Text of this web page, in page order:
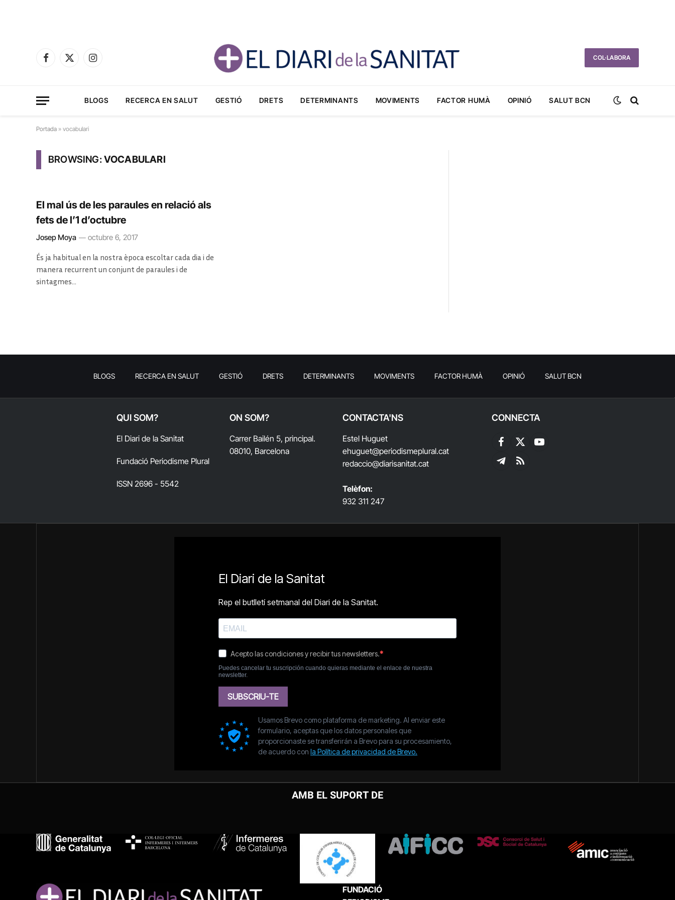
Facebook
X
Instagram
COL·LABORA
BLOGS RECERCA EN SALUT GESTIÓ DRETS DETERMINANTS MOVIMENTS FACTOR HUMÀ OPINIÓ SALUT BCN
Portada » vocabulari
BROWSING:VOCABULARI
El mal ús de les paraules en relació als
fets de l’1 d’octubre
Josep Moya octubre 6, 2017
És ja habitual en la nostra època escoltar cada dia i de
manera recurrent un conjunt de paraules i de
sintagmes…
BLOGS RECERCA EN SALUT GESTIÓ DRETS DETERMINANTS MOVIMENTS FACTOR HUMÀ OPINIÓ SALUT BCN
QUI SOM?
El Diari de la Sanitat
Fundació Periodisme Plural
ISSN 2696 - 5542
ON SOM?
Carrer Bailén 5, principal.
08010, Barcelona
CONTACTA'NS
Estel Huguet
ehuguet@periodismeplural.cat
redaccio@diarisanitat.cat
Telèfon:
932 311 247
CONNECTA
Facebook
X
(Twitter)
YouTube
TelegramRSS
AMB EL SUPORT DE
FUNDACIÓ